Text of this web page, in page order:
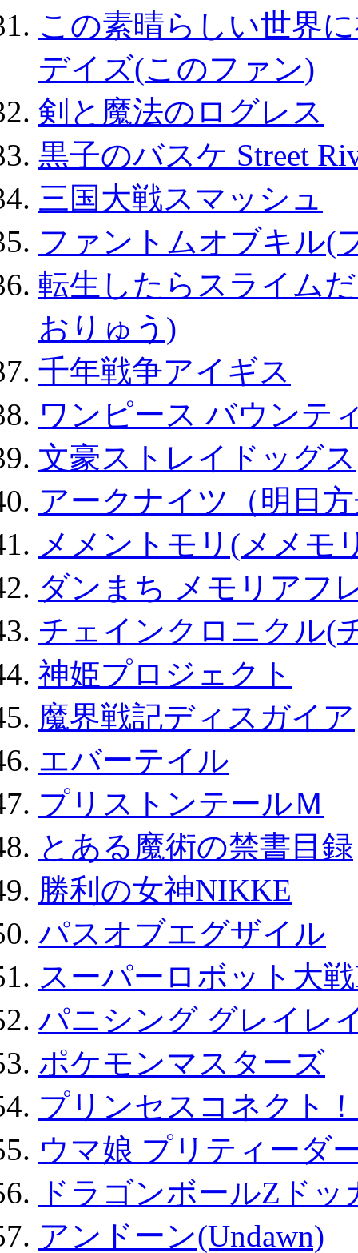
この素晴らしい世界
デイズ(このファン)
剣と魔法のログレス
黒子のバスケ Street
三国大戦スマッシュ
ファントムオブキル(
転生したらスライム
おりゅう)
千年戦争アイギス
ワンピース バウンテ
文豪ストレイドッグス
アークナイツ（明日
メメントモリ(メメモ
ダンまち メモリアフ
チェインクロニクル(
神姫プロジェクト
魔界戦記ディスガイア
エバーテイル
プリストンテールＭ
とある魔術の禁書目録
勝利の女神NIKKE
パスオブエグザイル
スーパーロボット大
パニシング グレイレ
ポケモンマスターズ
プリンセスコネクト
ウマ娘 プリティーダ
ドラゴンボールZド
アンドーン(Undawn)